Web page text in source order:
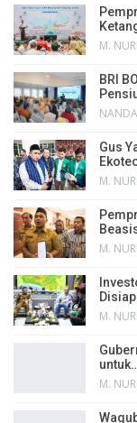
M.
BRI
Gus
M.
M.
M.
M.